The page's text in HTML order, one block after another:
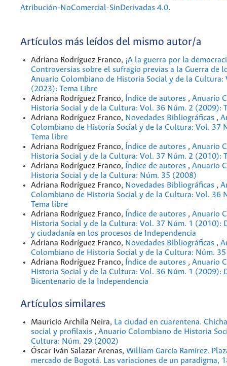
Atribución-NoComercial-SinDerivadas 4.0.
Artículos más leídos del mismo autor/a
Adriana Rodríguez Franco, ¡A la guerra por la
Controversias sobre el sufragio previas a la Guerra de
Anuario Colombiano de Historia Social y de la Cultura:
(2023): Tema Libre
Adriana Rodríguez Franco,
Índice de autores , Anuario
Historia Social y de la Cultura: Vol. 36 Núm. 2 (2009):
Adriana Rodríguez Franco, Novedades Bibliográficas ,
Colombiano de Historia Social y de la Cultura: Vol. 37
Tema libre
Adriana Rodríguez Franco,
Índice de autores , Anuario
Historia Social y de la Cultura: Vol. 37 Núm. 2 (2010):
Adriana Rodríguez Franco,
Índice de autores , Anuario
Historia Social y de la Cultura: Núm. 35 (2008)
Adriana Rodríguez Franco, Novedades Bibliográficas ,
Colombiano de Historia Social y de la Cultura: Vol. 36
Tema libre
Adriana Rodríguez Franco,
Índice de autores , Anuario
Historia Social y de la Cultura: Vol. 37 Núm. 1 (2010):
y ciudadanía en los procesos de Independencia
Adriana Rodríguez Franco, Novedades Bibliográficas ,
Colombiano de Historia Social y de la Cultura: Núm.
Adriana Rodríguez Franco,
Índice de autores , Anuario
Historia Social y de la Cultura: Vol. 36 Núm. 1 (2009):
Bicentenario de la Independencia
Artículos similares
Mauricio Archila Neira, La ciudad en cuarentena.
social y profilaxis , Anuario Colombiano de Historia
Cultura: Núm. 29 (2002)
Óscar Iván Salazar Arenas, William García Ramírez.
mercado de Bogotá. Las variaciones de un paradigma,